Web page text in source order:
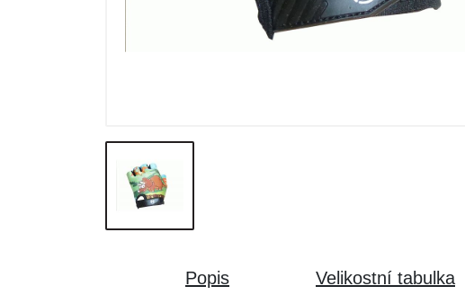
Popis Velikostní tabulka